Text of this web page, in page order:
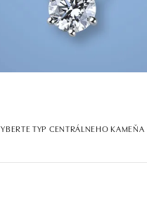
TYP CENTRÁLNEHO KAMEŇA